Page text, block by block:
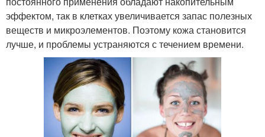
эффектом, так в клетках увеличивается запас полезных
веществ и микроэлементов. Поэтому кожа становится
лучше, и проблемы устраняются с течением времени.